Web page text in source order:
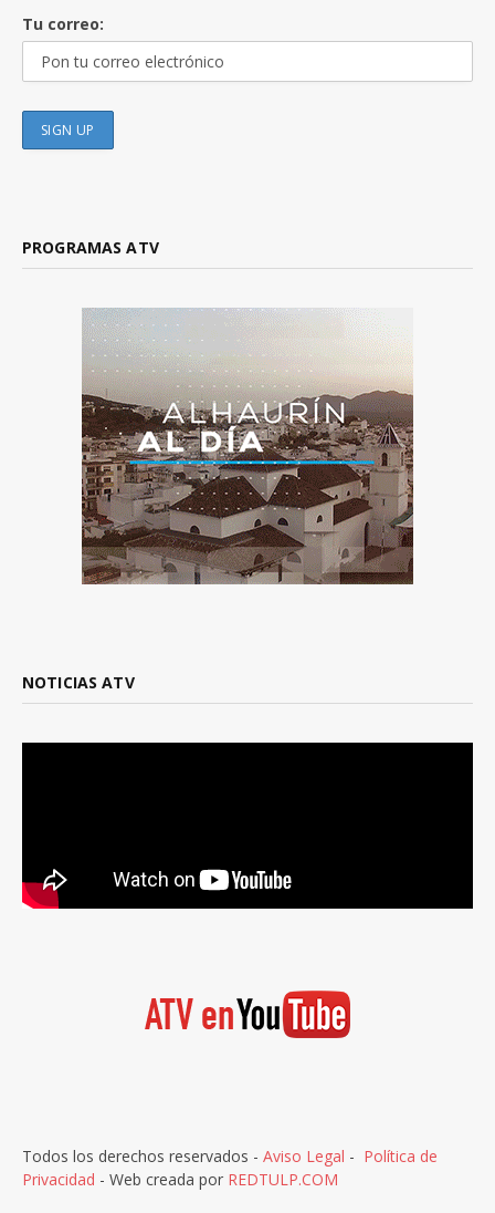
Tu correo:
PROGRAMAS ATV
NOTICIAS ATV
Todos los derechos reservados - Aviso Legal - Política de
Privacidad - Web creada por REDTULP.COM